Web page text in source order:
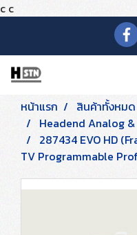
c c
หน้าแรก สินค้าทั้งหมด
Headend Analog
287434 EVO HD
TV Programmable